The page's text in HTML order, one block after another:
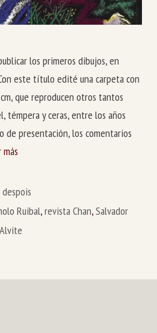
los primeros dibujos, en
este título edité una carpeta con
que reproducen otros tantos
témpera y ceras, entre los años
de presentación, los comentarios
más
Ruibal,revista Chan,Salvador